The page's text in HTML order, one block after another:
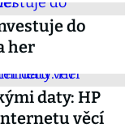
do
her
daty: HP
věcí